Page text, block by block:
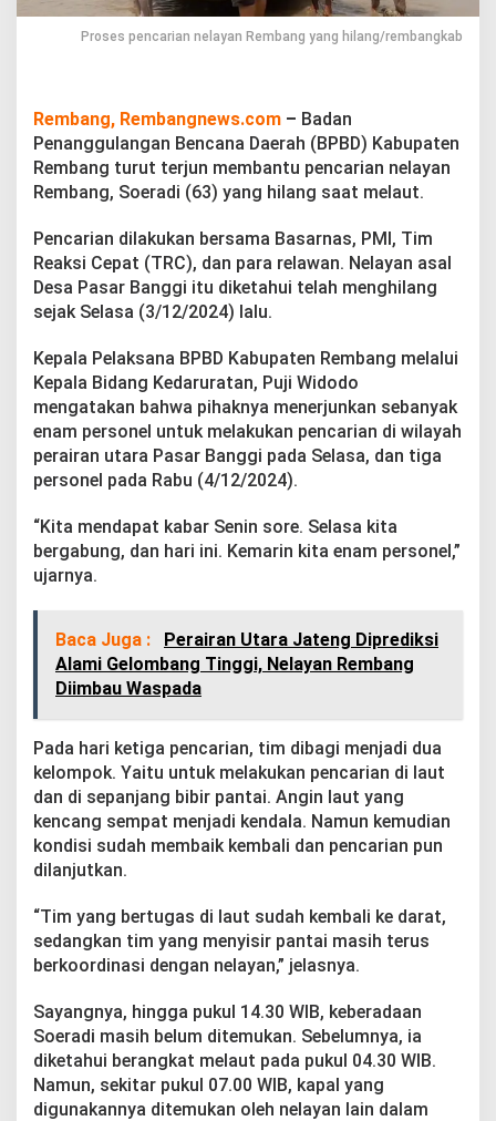
c
r
N
e
l
a
n
R
e
m
n
g
y
a
g
H
l
a
Proses pencarian nelayan Rembang yang hilang/rembangkab
Rembang, Rembangnews.com – Badan
Penanggulangan Bencana Daerah (BPBD) Kabupaten
Rembang turut terjun membantu pencarian nelayan
Rembang, Soeradi (63) yang hilang saat melaut.
Pencarian dilakukan bersama Basarnas, PMI, Tim
Reaksi Cepat (TRC), dan para relawan. Nelayan asal
Desa Pasar Banggi itu diketahui telah menghilang
sejak Selasa (3/12/2024) lalu.
Kepala Pelaksana BPBD Kabupaten Rembang melalui
Kepala Bidang Kedaruratan, Puji Widodo
mengatakan bahwa pihaknya menerjunkan sebanyak
enam personel untuk melakukan pencarian di wilayah
perairan utara Pasar Banggi pada Selasa, dan tiga
personel pada Rabu (4/12/2024).
“Kita mendapat kabar Senin sore. Selasa kita
bergabung, dan hari ini. Kemarin kita enam personel,”
ujarnya.
Baca Juga :
Perairan Utara Jateng Diprediksi
Alami Gelombang Tinggi, Nelayan Rembang
Diimbau Waspada
Pada hari ketiga pencarian, tim dibagi menjadi dua
kelompok. Yaitu untuk melakukan pencarian di laut
dan di sepanjang bibir pantai. Angin laut yang
kencang sempat menjadi kendala. Namun kemudian
kondisi sudah membaik kembali dan pencarian pun
dilanjutkan.
“Tim yang bertugas di laut sudah kembali ke darat,
sedangkan tim yang menyisir pantai masih terus
berkoordinasi dengan nelayan,” jelasnya.
Sayangnya, hingga pukul 14.30 WIB, keberadaan
Soeradi masih belum ditemukan. Sebelumnya, ia
diketahui berangkat melaut pada pukul 04.30 WIB.
Namun, sekitar pukul 07.00 WIB, kapal yang
digunakannya ditemukan oleh nelayan lain dalam